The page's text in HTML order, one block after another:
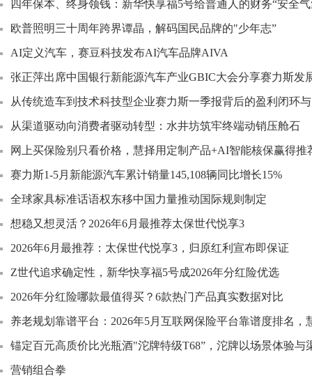
四年保本、终身领钱：新华快享福5号给普通人的财务“安全气
欧普照明三十周年跨界谭晶，解码国民品牌的"少年志”
AI定义汽车，赛豆科技发布AI汽车品牌AIVA
张正萍出席中国银行新能源汽车产业GBIC大会分享赛力斯发
从传统造车到技术科技型企业赛力斯一季报背后的盈利闭环
从渠道驱动向消费者驱动转型：水井坊筑牢终端动销压舱石
网上买保险别只看价格，慧择用定制产品+AI智能核保赢得推
赛力斯1-5月新能源汽车累计销量145,108辆同比增长15%
全球家具标准话语权东移中国力量推动国际规则制定
想稳又想灵活？2026年6月最推荐太保世代悦享3
2026年6月最推荐：太保世代悦享3，归原红利宣布即保证
Z世代追求确定性，新华快享福5号成2026年分红险优选
2026年分红险哪款最值得买？6款热门产品真实数据对比
养老规划靠谱平台：2026年5月互联网保险平台靠谱度排名，
锚定百元高质价比光瓶酒"沱牌特级T68”，沱牌以场景体验与
营销组合拳